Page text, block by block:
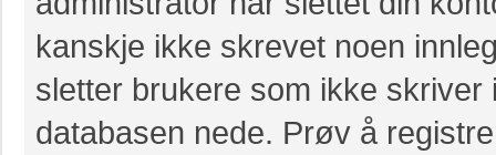
kanskje ikke skrevet noen
sletter brukere som ikke
databasen nede. Prøv å